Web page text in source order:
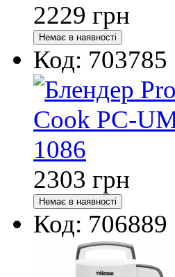
2229 грн
Код: 703785
2303 грн
Код: 706889